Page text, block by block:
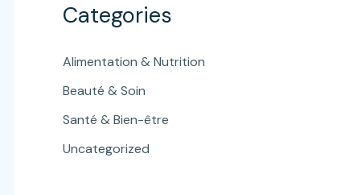
Categories
Alimentation & Nutrition
Beauté & Soin
Santé & Bien-être
Uncategorized